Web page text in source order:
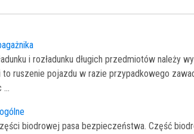
i rozładunku długich przedmiotów należy
to ruszenie pojazdu w razie przypadkowego
...
biodrowej pasa bezpieczeństwa. Część